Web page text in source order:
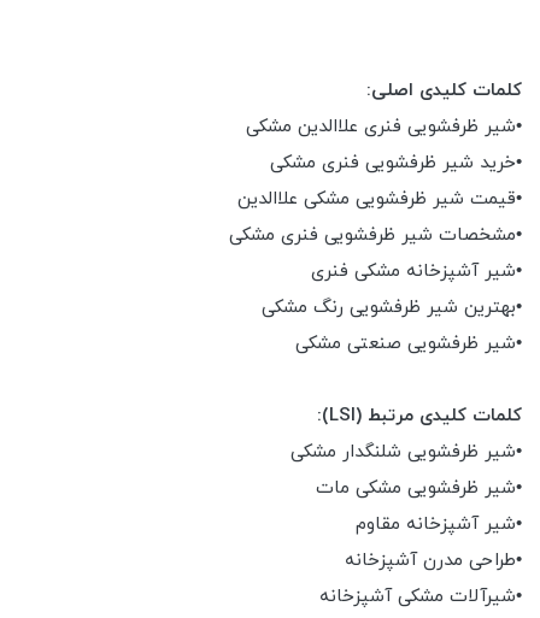
کلمات کلیدی اصلی:
•شیر ظرفشویی فنری علاالدین مشکی
•خرید شیر ظرفشویی فنری مشکی
•قیمت شیر ظرفشویی مشکی علاالدین
•مشخصات شیر ظرفشویی فنری مشکی
•شیر آشپزخانه مشکی فنری
•بهترین شیر ظرفشویی رنگ مشکی
•شیر ظرفشویی صنعتی مشکی
کلمات کلیدی مرتبط (LSI):
•شیر ظرفشویی شلنگدار مشکی
•شیر ظرفشویی مشکی مات
•شیر آشپزخانه مقاوم
•طراحی مدرن آشپزخانه
•شیرآلات مشکی آشپزخانه